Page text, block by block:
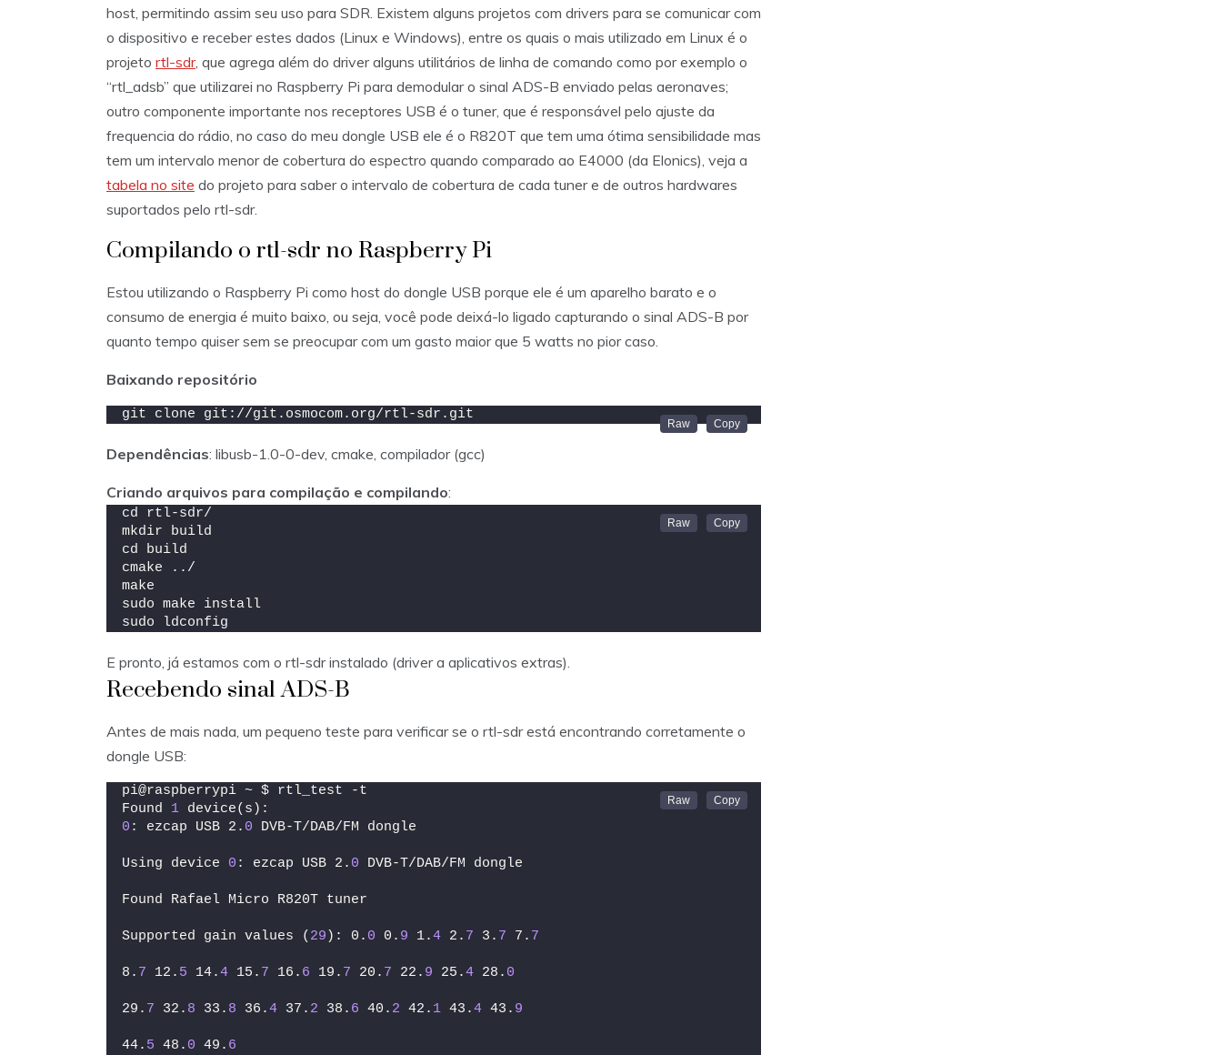
host, permitindo assim seu uso para SDR. Existem alguns projetos com drivers para se comunicar com
o dispositivo e receber estes dados (Linux e Windows), entre os quais o mais utilizado em Linux é o
projeto rtl-sdr, que agrega além do driver alguns utilitários de linha de comando como por exemplo o
“rtl_adsb” que utilizarei no Raspberry Pi para demodular o sinal ADS-B enviado pelas aeronaves;
outro componente importante nos receptores USB é o tuner, que é responsável pelo ajuste da
frequencia do rádio, no caso do meu dongle USB ele é o R820T que tem uma ótima sensibilidade mas
tem um intervalo menor de cobertura do espectro quando comparado ao E4000 (da Elonics), veja a
tabela no site do projeto para saber o intervalo de cobertura de cada tuner e de outros hardwares
suportados pelo rtl-sdr.
Compilando o rtl-sdr no Raspberry Pi
Estou utilizando o Raspberry Pi como host do dongle USB porque ele é um aparelho barato e o
consumo de energia é muito baixo, ou seja, você pode deixá-lo ligado capturando o sinal ADS-B por
quanto tempo quiser sem se preocupar com um gasto maior que 5 watts no pior caso.
Baixando repositório
git clone git://git.osmocom.org/rtl-sdr.git
Dependências: libusb-1.0-0-dev, cmake, compilador (gcc)
Criando arquivos para compilação e compilando:
cd rtl-sdr/
mkdir build
cd build
cmake ../
make
sudo make install
sudo ldconfig
E pronto, já estamos com o rtl-sdr instalado (driver a aplicativos extras).
Recebendo sinal ADS-B
Antes de mais nada, um pequeno teste para verificar se o rtl-sdr está encontrando corretamente o
dongle USB:
pi@raspberrypi ~ $ rtl_test -t
Found 1 device(s):
0 : ezcap USB 2. 0 DVB-T/DAB/FM dongle
Using device 0 : ezcap USB 2. 0 DVB-T/DAB/FM dongle
Found Rafael Micro R820T tuner
Supported gain values ( 29 ): 0. 0 0. 9 1.4 2. 7 3. 7 7. 7
8. 7 12. 5 14.4 15. 7 16. 6 19. 7 20. 7 22. 9 25.4 28. 0
29. 7 32. 8 33. 8 36.4 37. 2 38. 6 40. 2 42. 1 43.4 43. 9
44. 5 48. 0 49. 6